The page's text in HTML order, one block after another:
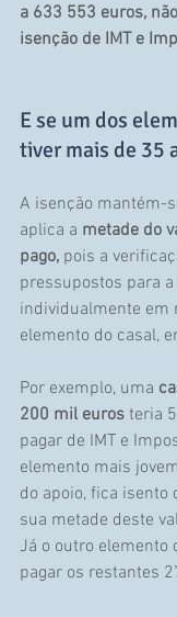
a 633 553 euros,
isenção de IMT e
E se um dos
tiver mais de 35
A isenção mantém-
aplica a metade do
pago, pois a
pressupostos para
individualmente em
elemento do casal,
Por exemplo, uma
200 mil euros teria
pagar de IMT e
elemento mais
do apoio, fica isento
sua metade deste
Já o outro elemento
pagar os restantes